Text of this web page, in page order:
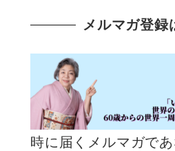
メルマガ登録
時に届くメルマガで